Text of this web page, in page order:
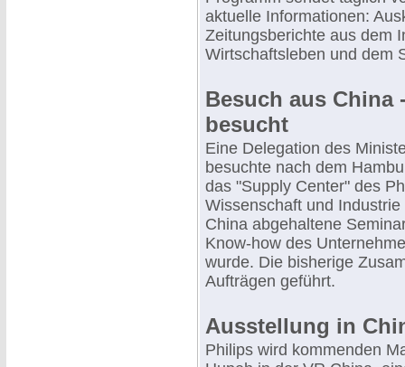
aktuelle Informationen:
Zeitungsberichte aus dem
Wirtschaftsleben und dem
Besuch aus China
besucht
Eine Delegation des
besuchte nach dem
das "Supply Center" des
Wissenschaft und
China abgehaltene
Know-how des
wurde. Die bisherige
Aufträgen geführt.
Ausstellung in
Philips wird kommenden